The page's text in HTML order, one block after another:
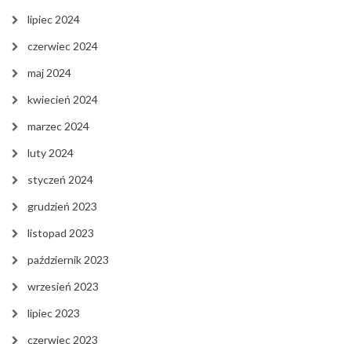
lipiec 2024
czerwiec 2024
maj 2024
kwiecień 2024
marzec 2024
luty 2024
styczeń 2024
grudzień 2023
listopad 2023
październik 2023
wrzesień 2023
lipiec 2023
czerwiec 2023